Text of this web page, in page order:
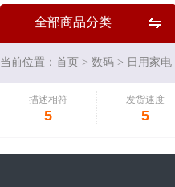
全部商品分类
当前位置： 首页 > 数码 > 日用家电
描述相符
5
发货速度
5